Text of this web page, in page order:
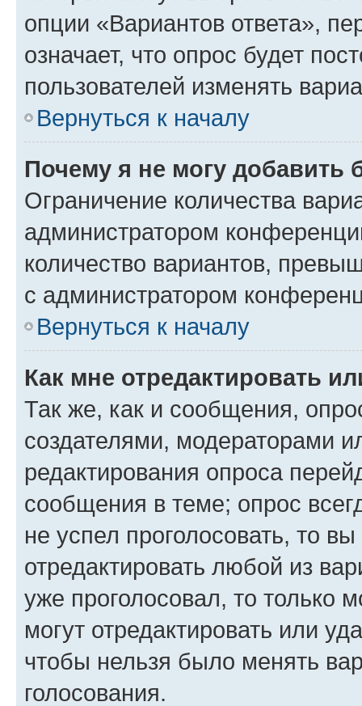
опции «Вариантов ответа»,
означает, что опрос будет
пользователей изменять
Вернуться к началу
Почему я не могу добавить
Ограничение количества
администратором
количество вариантов,
с администратором
Вернуться к началу
Как мне отредактировать
Так же, как и сообщения,
создателями, модераторами
редактирования опроса
сообщения в теме; опрос
не успел проголосовать, то
отредактировать любой из
уже проголосовал, то только
могут отредактировать или
чтобы нельзя было менять
голосования.